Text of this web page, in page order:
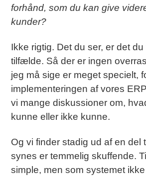
forhånd, som du kan give
kunder?
Ikke rigtig. Det du ser, er det
tilfælde. Så der er ingen
jeg må sige er meget specielt,
implementeringen af vores
vi mange diskussioner om,
kunne eller ikke kunne.
Og vi finder stadig ud af en del
synes er temmelig skuffende.
simple, men som systemet